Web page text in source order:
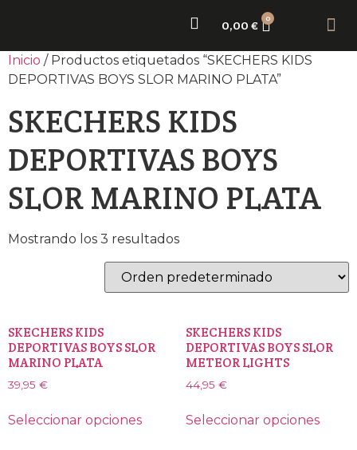
0,00€ 0
Inicio / Productos etiquetados “SKECHERS KIDS
DEPORTIVAS BOYS SLOR MARINO PLATA”
SKECHERS KIDS
DEPORTIVAS BOYS
SLOR MARINO PLATA
Mostrando los 3 resultados
SKECHERS KIDS
DEPORTIVAS BOYS SLOR
MARINO PLATA
39,95 €
Seleccionar opciones
SKECHERS KIDS
DEPORTIVAS BOYS SLOR
METEOR LIGHTS
44,95 €
Seleccionar opciones